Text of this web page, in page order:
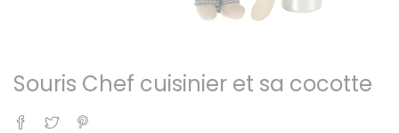
Souris Chef cuisinier et sa cocotte
Partager
Tweet